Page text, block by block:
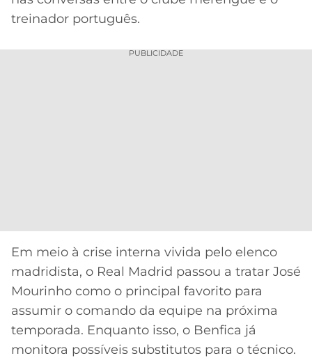
ONLINE
LALIGA
treinador português.
PUBLICIDADE
Em meio à crise interna vivida pelo elenco
madridista, o Real Madrid passou a tratar José
Mourinho como o principal favorito para
assumir o comando da equipe na próxima
temporada. Enquanto isso, o Benfica já
monitora possíveis substitutos para o técnico.